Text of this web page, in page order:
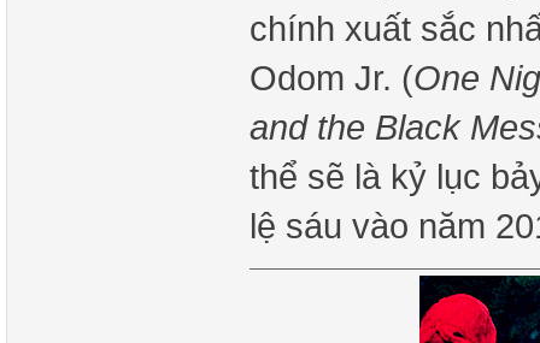
chính xuất sắc
Odom Jr. (One
and the Black
thể sẽ là kỷ lục
lệ sáu vào năm